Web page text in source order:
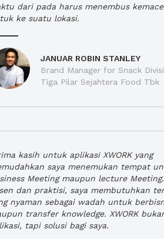
dari pada harus menembus
ke suatu lokasi.
JANUAR ROBIN STANLEY
Brand Manager for Snack
Tiga Pilar Sejahtera Food Tbk
kasih untuk aplikasi XWORK yang
saya menemukan tempat
Meeting maupun lecture
dan praktisi, saya membutuhkan
nyaman sebagai wadah untuk
transfer knowledge. XWORK
tapi solusi bagi saya.